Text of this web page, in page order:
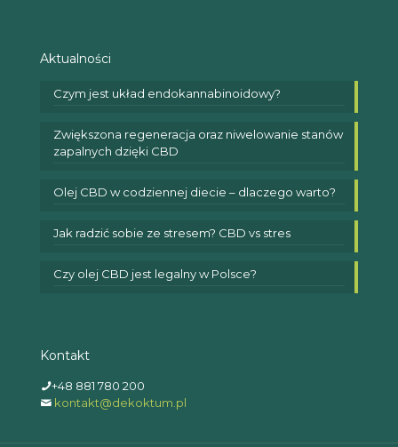
Aktualności
Czym jest układ endokannabinoidowy?
Zwiększona regeneracja oraz niwelowanie stanów
zapalnych dzięki CBD
Olej CBD w codziennej diecie – dlaczego warto?
Jak radzić sobie ze stresem? CBD vs stres
Czy olej CBD jest legalny w Polsce?
Kontakt
+48 881 780 200
kontakt@dekoktum.pl